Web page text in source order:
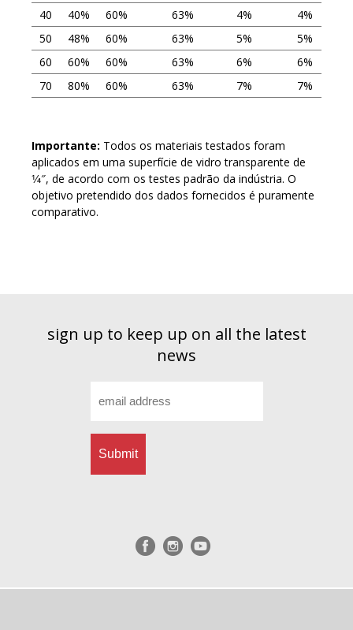
40
40% 60% 63% 4%
4%
50
48% 60% 63% 5%
5%
60
60% 60% 63% 6%
6%
70
80% 60% 63% 7% 7%
Importante: Todos os materiais testados foram
aplicados em uma superfície de vidro transparente de
1⁄4″, de acordo com os testes padrão da indústria. O
objetivo pretendido dos dados fornecidos é puramente
comparativo.
sign up to keep up on all the latest
news